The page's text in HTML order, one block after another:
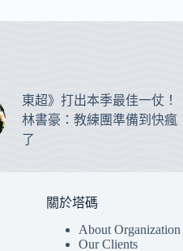
東超》打出本季最佳一仗！
林書豪：教練團準備到快瘋
了
關於塔碼
About Organization
Our Clients